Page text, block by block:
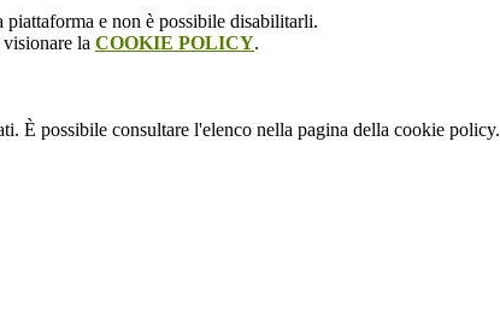
e non è possibile disabilitarli.
la COOKIE POLICY.
È possibile consultare l'elenco nella pagina della cookie policy.